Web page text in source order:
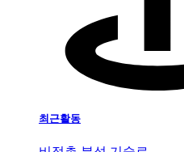
최근활동